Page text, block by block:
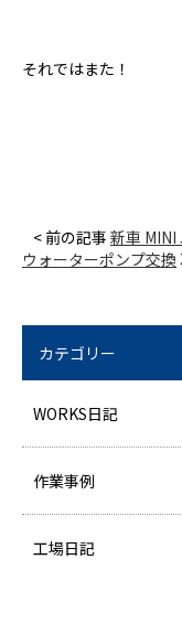
それではまた！
< 前の記事 新車 MINI
ウォーターポンプ交換
カテゴリー
WORKS日記
作業事例
工場日記